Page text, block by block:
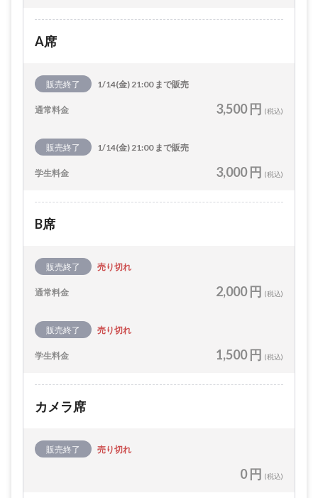
A席
販売終了 1/14(金) 21:00 まで販売
通常料金 3,500 円 (税込)
販売終了 1/14(金) 21:00 まで販売
学生料金 3,000 円 (税込)
B席
販売終了 売り切れ
通常料金 2,000 円 (税込)
販売終了 売り切れ
学生料金 1,500 円 (税込)
カメラ席
販売終了 売り切れ
0 円 (税込)